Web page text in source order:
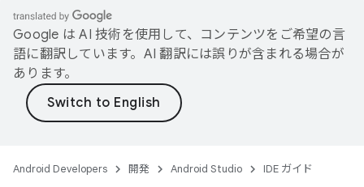
Google は AI 技術を使用して、コンテンツをご希望の言
語に翻訳しています。AI 翻訳には誤りが含まれる場合が
あります。
Android Developers 開発 Android Studio IDE ガイド